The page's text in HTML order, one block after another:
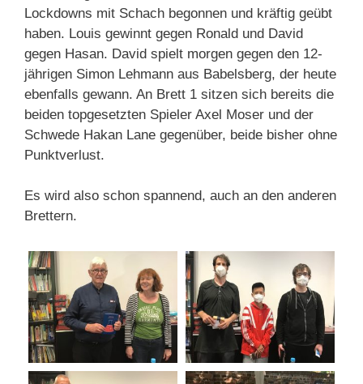
Lockdowns mit Schach begonnen und kräftig geübt
haben. Louis gewinnt gegen Ronald und David
gegen Hasan. David spielt morgen gegen den 12-
jährigen Simon Lehmann aus Babelsberg, der heute
ebenfalls gewann. An Brett 1 sitzen sich bereits die
beiden topgesetzten Spieler Axel Moser und der
Schwede Hakan Lane gegenüber, beide bisher ohne
Punktverlust.
Es wird also schon spannend, auch an den anderen
Brettern.